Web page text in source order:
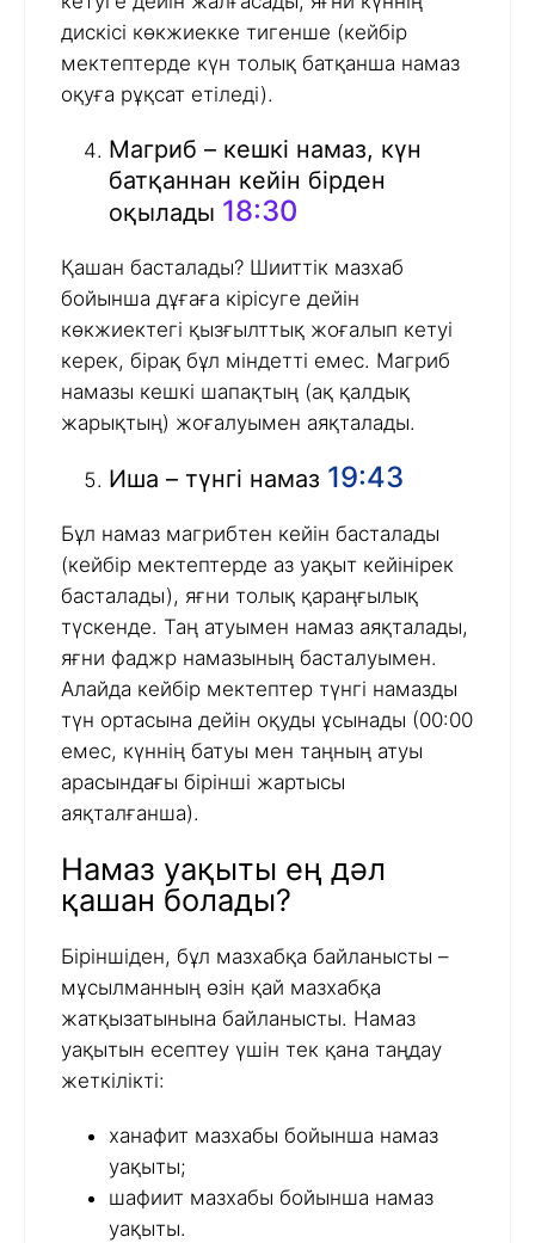
дискісі көкжиекке тигенше (кейбір
мектептерде күн толық батқанша намаз
оқуға рұқсат етіледі).
Магриб – кешкі намаз, күн
батқаннан кейін бірден
оқылады 18:30
Қашан басталады? Шииттік мазхаб
бойынша дұғаға кірісуге дейін
көкжиектегі қызғылттық жоғалып кетуі
керек, бірақ бұл міндетті емес. Магриб
намазы кешкі шапақтың (ақ қалдық
жарықтың) жоғалуымен аяқталады.
Иша – түнгі намаз 19:43
Бұл намаз магрибтен кейін басталады
(кейбір мектептерде аз уақыт кейінірек
басталады), яғни толық қараңғылық
түскенде. Таң атуымен намаз аяқталады,
яғни фаджр намазының басталуымен.
Алайда кейбір мектептер түнгі намазды
түн ортасына дейін оқуды ұсынады (00:00
емес, күннің батуы мен таңның атуы
арасындағы бірінші жартысы
аяқталғанша).
Намаз уақыты ең дәл
қашан болады?
Біріншіден, бұл мазхабқа байланысты –
мұсылманның өзін қай мазхабқа
жатқызатынына байланысты. Намаз
уақытын есептеу үшін тек қана таңдау
жеткілікті:
ханафит мазхабы бойынша намаз
уақыты;
шафиит мазхабы бойынша намаз
уақыты.